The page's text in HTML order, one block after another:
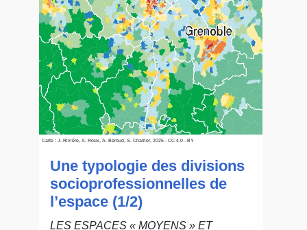
Carte : J. Rivière, A. Roux, A. Beroud, S. Charrier, 2025 - CC 4.0 - BY
Une typologie des divisions
socioprofessionnelles de
l’espace (1/2)
LES ESPACES « MOYENS » ET